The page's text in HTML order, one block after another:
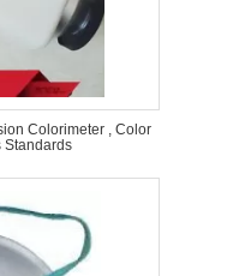
Colorimeter , Color
Standards